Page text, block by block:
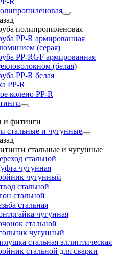
полипропиленовая
PP-R армированная
(серая)
PP-RGF армированная
(белая)
РР-R белая
PP-R
колено PP-R
и фитинги
стальные и чугунные
стальные и чугунные
стальной
чугунная
чугунный
стальной
стальной
стальная
чугунная
стальной
чугунный
стальная эллиптическая
стальной для сварки